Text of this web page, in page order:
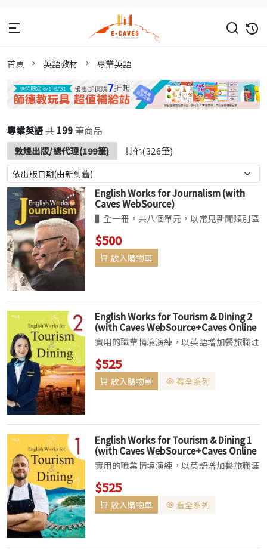
首頁 英語教材 專業英語
專業英語共 199筆商品
敦煌出版/總代理(199筆) 其他(326筆)
English Works for Journalism (with
Caves WebSource)
▌全一冊，共八個單元，以常見新聞類別區
分，包括體育、科技、商業，以及政治，且
涵蓋常見新聞用語之聽說讀寫練習。▌單元
文章使用真實報導文章，選自《紐約時
$500
放入購物車
English Works for Tourism & Dining 2
(with Caves WebSource+Caves Online
Practice)
實用的職業情境演練，以英語增加餐旅職涯
身價的最佳選擇！• CAVES ESP最新系列
登場！以旅遊、住宿、餐飲三大核心為主
軸，搭配豐富的對話、文章與情境練習，培
$525
放入購物車 看全系列
English Works for Tourism & Dining 1
(with Caves WebSource+Caves Online
Practice)
實用的職業情境演練，以英語增加餐旅職涯
身價的最佳選擇！• CAVES ESP最新系列
登場！以旅遊、住宿、餐飲三大核心為主
軸，搭配豐富的對話、文章與情境練習，培
$525
放入購物車 看全系列